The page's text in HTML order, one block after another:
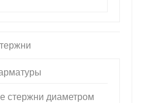
стержни диаметром